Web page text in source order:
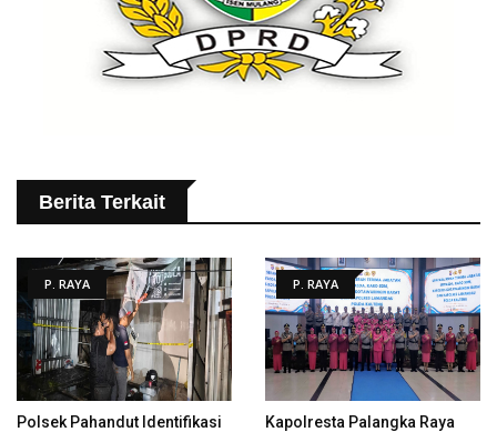
Berita Terkait
P. RAYA
Polsek Pahandut Identifikasi
P. RAYA
Kapolresta Palangka Raya